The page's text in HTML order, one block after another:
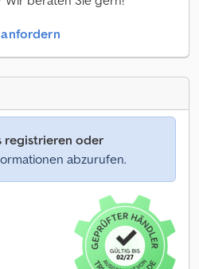
registrieren oder
abzurufen.